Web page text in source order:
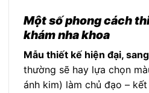
Một số phong cách
khám nha khoa
Mẫu thiết kế hiện đại,
thường sẽ hay lựa chọn
ánh kim) làm chủ đạo –